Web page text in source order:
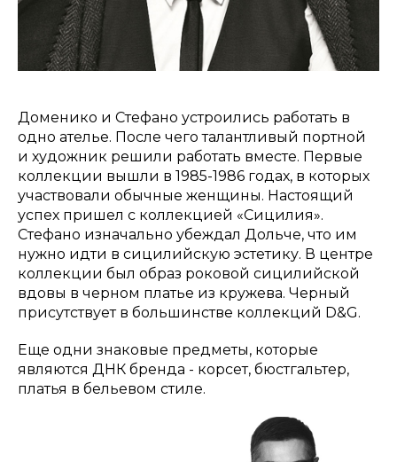
Доменико и Стефано устроились работать в
одно ателье. После чего талантливый портной
и художник решили работать вместе. Первые
коллекции вышли в 1985-1986 годах, в которых
участвовали обычные женщины. Настоящий
успех пришел с коллекцией «Сицилия».
Стефано изначально убеждал Дольче, что им
нужно идти в сицилийскую эстетику. В центре
коллекции был образ роковой сицилийской
вдовы в черном платье из кружева. Черный
присутствует в большинстве коллекций D&G.
Еще одни знаковые предметы, которые
являются ДНК бренда - корсет, бюстгальтер,
платья в бельевом стиле.